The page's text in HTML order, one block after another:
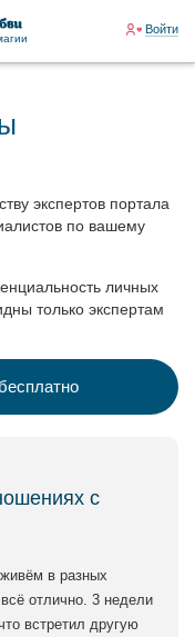
Войти
экспертов портала
по вашему
личных
только экспертам
с
в разных
отлично. 3 недели
встретил другую